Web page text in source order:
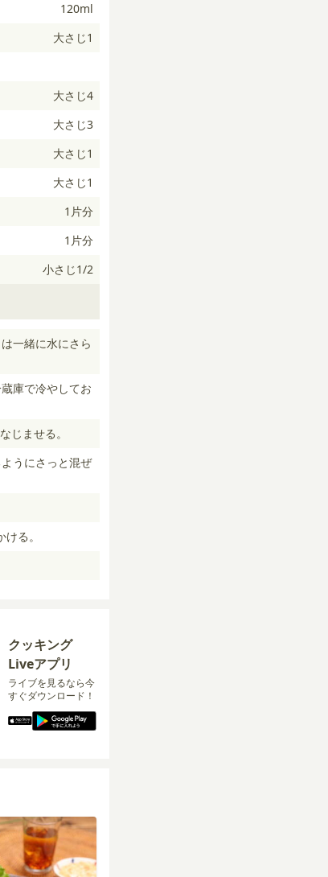
120ml
大さじ1
大さじ4
大さじ3
大さじ1
大さじ1
1片分
1片分
小さじ1/2
一緒に水にさら
庫で冷やしてお
じませる。
うにさっと混ぜ
る。
クッキング
Liveアプリ
ライブを見るなら今
すぐダウンロード！